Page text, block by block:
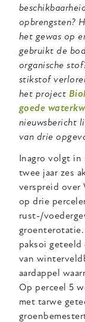
opbrengsten?
het gewas op
gebruikt de
organische
stikstof
het project
goede
nieuwsbericht
van drie
Inagro volgt in
twee jaar zes
verspreid over
op drie
rust-/
groenterotatie.
paksoi
van
aardappel
Op perceel 5
met tarwe